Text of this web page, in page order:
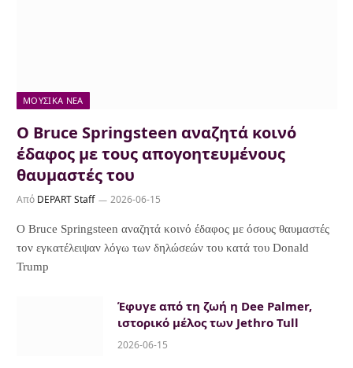
ΜΟΥΣΙΚΆ ΝΈΑ
Ο Bruce Springsteen αναζητά κοινό
έδαφος με τους απογοητευμένους
θαυμαστές του
Από DEPART Staff 2026-06-15
Ο Bruce Springsteen αναζητά κοινό έδαφος με όσους θαυμαστές
τον εγκατέλειψαν λόγω των δηλώσεών του κατά του Donald
Trump
Έφυγε από τη ζωή η Dee Palmer,
ιστορικό μέλος των Jethro Tull
2026-06-15